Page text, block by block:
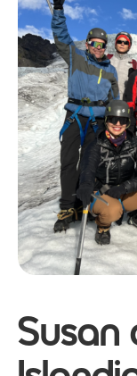
Susan